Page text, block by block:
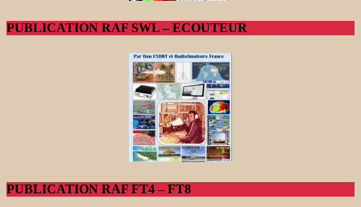
PUBLICATION RAF SWL – ECOUTEUR
PUBLICATION RAF FT4 – FT8